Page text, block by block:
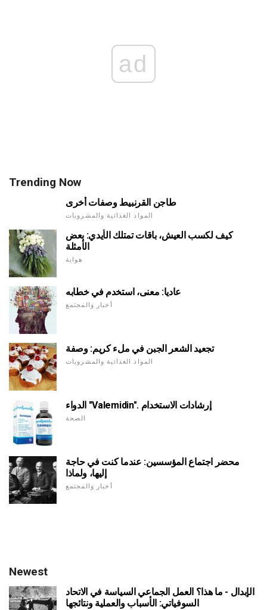
ad
Trending Now
طاجن القرنبيط وصفات أخرى
المواد الغذائية والمشروبات
كيف لكسب العيش، باقات تمتلك الأيدي: بعض
الأمثلة
هواية
عاديا: معنى، استخدم في خطابه
أخبار والمجتمع
تجعيد الشعر الجبن في ملء كريم: وصفة
المواد الغذائية والمشروبات
الدواء "Valemidin". إرشادات الاستخدام
الصحة
محضر اجتماع المؤسسين: عندما كنت في حاجة
إليها، ولماذا
أخبار والمجتمع
Newest
الإبدال - ما هذا؟ العمل الجماعي السياسة في الاتحاد
السوفياتي: الأسباب والعملية ونتائجها